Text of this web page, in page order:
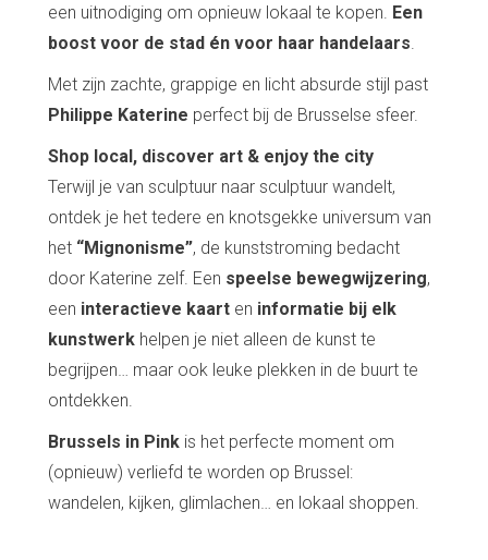
een uitnodiging om opnieuw lokaal te kopen. Een
boost voor de stad én voor haar handelaars.
Met zijn zachte, grappige en licht absurde stijl past
Philippe Katerine perfect bij de Brusselse sfeer.
Shop local, discover art & enjoy the city
Terwijl je van sculptuur naar sculptuur wandelt,
ontdek je het tedere en knotsgekke universum van
het “Mignonisme”, de kunststroming bedacht
door Katerine zelf. Een speelse bewegwijzering,
een interactieve kaart en informatie bij elk
kunstwerk helpen je niet alleen de kunst te
begrijpen… maar ook leuke plekken in de buurt te
ontdekken.
Brussels in Pink is het perfecte moment om
(opnieuw) verliefd te worden op Brussel:
wandelen, kijken, glimlachen… en lokaal shoppen.